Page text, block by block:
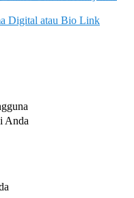
Digital atau Bio Link
Anda